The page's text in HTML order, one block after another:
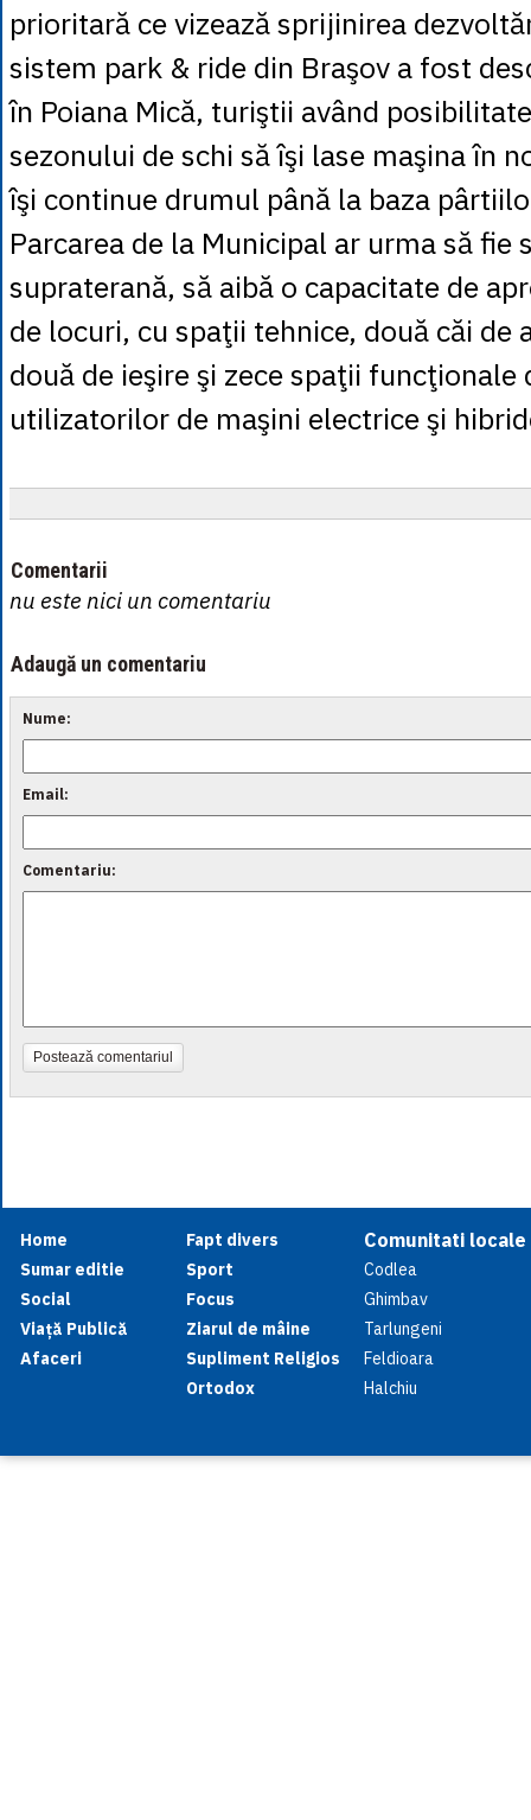
prioritară ce vizează sprijinirea
sistem park & ride din Braşov a fost
în Poiana Mică, turiştii având
sezonului de schi să îşi lase maşina în
îşi continue drumul până la baza
Parcarea de la Municipal ar urma să fie
supraterană, să aibă o capacitate de
de locuri, cu spaţii tehnice, două căi de
două de ieşire şi zece spaţii funcţionale
utilizatorilor de maşini electrice şi
Comentarii
nu este nici un comentariu
Adaugă un comentariu
Nume:
Email:
Comentariu:
Postează comentariul
Home
Sumar editie
Social
Viață Publică
Afaceri
Fapt divers
Sport
Focus
Ziarul de mâine
Supliment Religios
Ortodox
Comunitati locale
Codlea
Ghimbav
Tarlungeni
Feldioara
Halchiu